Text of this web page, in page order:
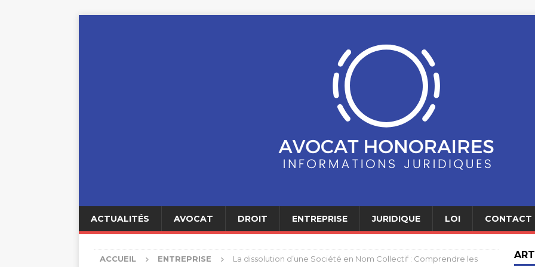
ACTUALITÉS AVOCAT DROIT ENTREPRISE JURIDIQUE LOI CONTACT
ACCUEIL ENTREPRISE
La dissolution d’une Société en Nom Collectif : Comprendre les